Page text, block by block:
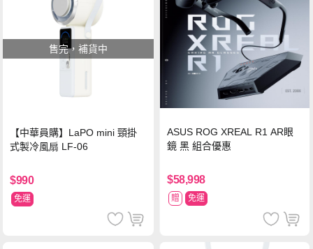
售完，補貨中
【中華員購】LaPO mini 頸掛
式製冷風扇 LF-06
$990
免運
ASUS ROG XREAL R1 AR眼
鏡 黑 組合優惠
$58,998
贈 免運